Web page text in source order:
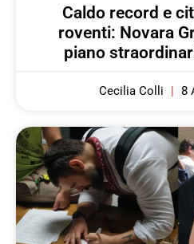
Caldo record e
roventi: Novara
piano
Cecilia Colli 8